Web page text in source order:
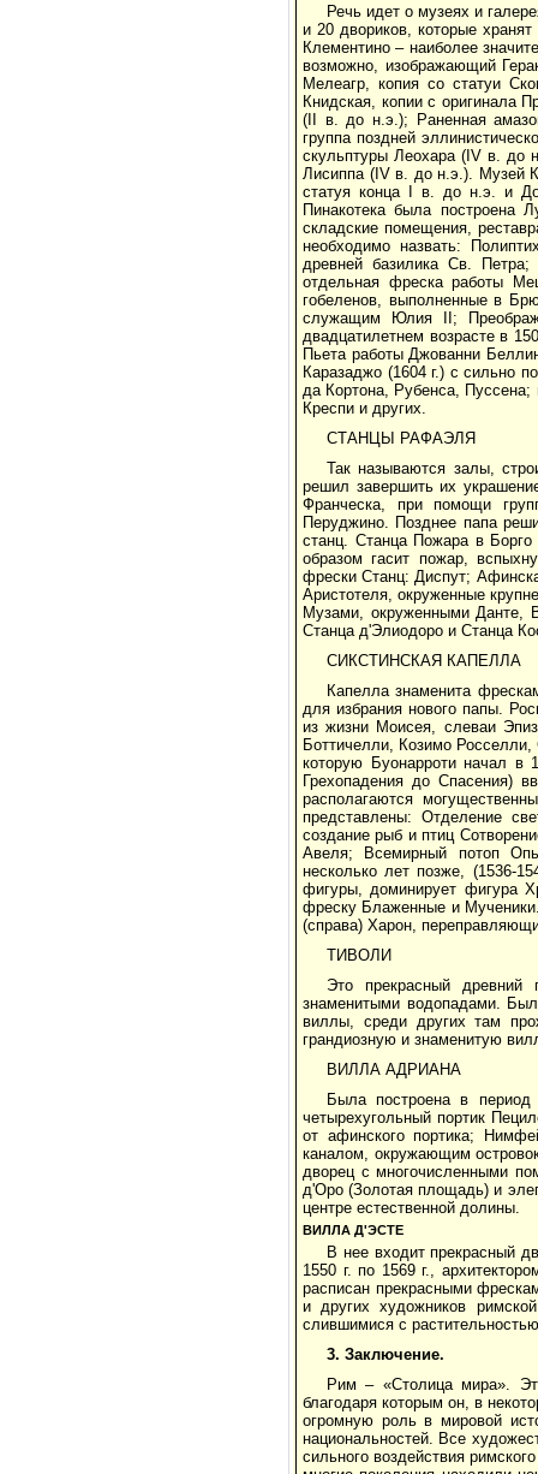
Речь идет о музеях и
и 20 двориков, которые
Клементино – наиболее
возможно, изображающий
Мелеагр, копия со статуи
Книдская, копии с оригинала
(II в. до н.э.); Раненная
группа поздней
скульптуры Леохара (IV в. до
Лисиппа (IV в. до н.э.). Музей
статуя конца I в. до н.э. и
Пинакотека была построена
складские помещения,
необходимо назвать:
древней базилика Св.
отдельная фреска работы
гобеленов, выполненные в
служащим Юлия II;
двадцатилетнем возрасте в
Пьета работы Джованни
Каразаджо (1604 г.) с сильно
да Кортона, Рубенса,
Креспи и других.
СТАНЦЫ РАФАЭЛЯ
Так называются залы,
решил завершить их
Франческа, при помощи
Перуджино. Позднее папа
станц. Станца Пожара в
образом гасит пожар,
фрески Станц: Диспут;
Аристотеля, окруженные
Музами, окруженными Данте,
Станца д'Элиодоро и Станца
СИКСТИНСКАЯ КАПЕЛЛА
Капелла знаменита
для избрания нового папы.
из жизни Моисея, слеваи
Боттичелли, Козимо
которую Буонарроти начал в
Грехопадения до Спасения)
располагаются
представлены: Отделение
создание рыб и птиц
Авеля; Всемирный потоп
несколько лет позже, (1536-
фигуры, доминирует фигура
фреску Блаженные и
(справа) Харон,
ТИВОЛИ
Это прекрасный
знаменитыми водопадами.
виллы, среди других там
грандиозную и знаменитую
ВИЛЛА АДРИАНА
Была построена в
четырехугольный портик
от афинского портика;
каналом, окружающим
дворец с многочисленными
д'Оро (Золотая площадь) и
центре естественной долины.
ВИЛЛА Д'ЭСТЕ
В нее входит прекрасный
1550 г. по 1569 г.,
расписан прекрасными
и других художников
слившимися с
3. Заключение.
Рим – «Столица мира».
благодаря которым он, в
огромную роль в мировой
национальностей. Все
сильного воздействия